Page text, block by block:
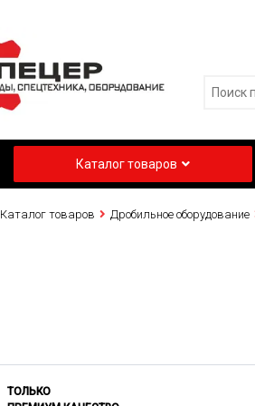
Каталог товаров
Каталог товаров Дробильное оборудование
ТОЛЬКО